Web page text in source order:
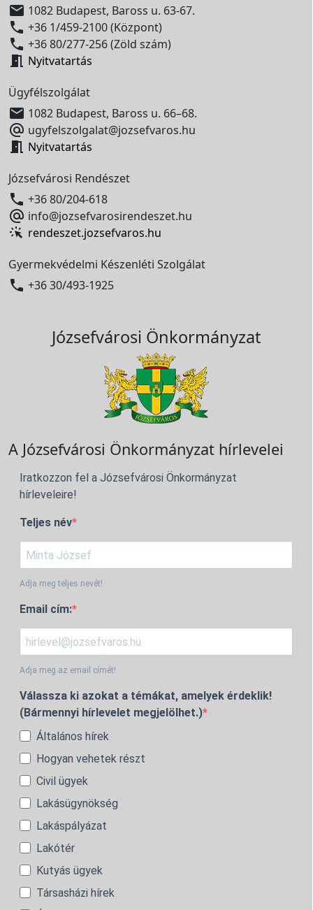
 1082 Budapest, Baross u. 63-67.
 +36 1/459-2100 (Központ)
 +36 80/277-256 (Zöld szám)
 Nyitvatartás
Ügyfélszolgálat
 1082 Budapest, Baross u. 66–68.
 ugyfelszolgalat@jozsefvaros.hu
 Nyitvatartás
Józsefvárosi Rendészet
 +36 80/204-618
 info@jozsefvarosirendeszet.hu
rendeszet.jozsefvaros.hu
Gyermekvédelmi Készenléti Szolgálat
 +36 30/493-1925
Józsefvárosi Önkormányzat
A Józsefvárosi Önkormányzat hírlevelei
Iratkozzon fel a Józsefvárosi Önkormányzat
hírleveleire!
Teljes név
Adja meg teljes nevét!
Email cím:
Adja meg az email címét!
Válassza ki azokat a témákat, amelyek érdeklik!
(Bármennyi hírlevelet megjelölhet.)
Általános hírek
Hogyan vehetek részt
Civil ügyek
Lakásügynökség
Lakáspályázat
Lakótér
Kutyás ügyek
Társasházi hírek